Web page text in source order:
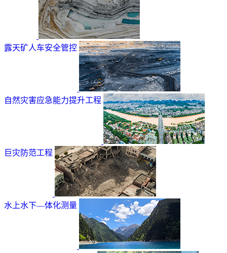
露天矿人车安全管控
自然灾害应急能力提升工程
巨灾防范工程
水上水下—体化测量